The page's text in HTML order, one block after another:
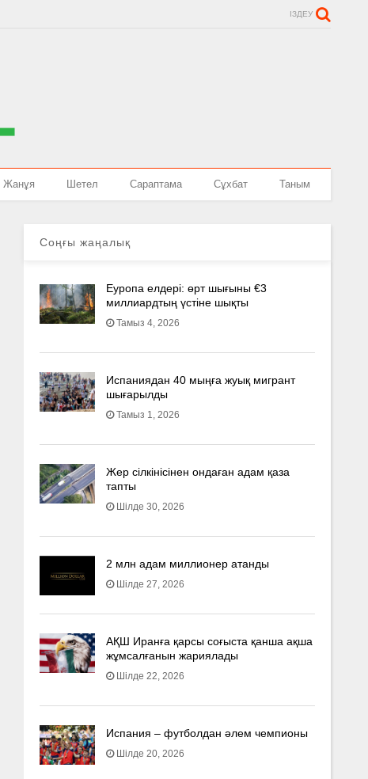
ІЗДЕУ
Жанұя Шетел Сараптама Сұхбат Таным
Соңғы жаңалық
Еуропа елдері: өрт шығыны €3
миллиардтың үстіне шықты
Тамыз 4, 2026
Испаниядан 40 мыңға жуық мигрант
шығарылды
Тамыз 1, 2026
Жер сілкінісінен ондаған адам қаза
тапты
Шілде 30, 2026
2 млн адам миллионер атанды
Шілде 27, 2026
АҚШ Иранға қарсы соғыста қанша ақша
жұмсалғанын жариялады
Шілде 22, 2026
Испания – футболдан әлем чемпионы
Шілде 20, 2026